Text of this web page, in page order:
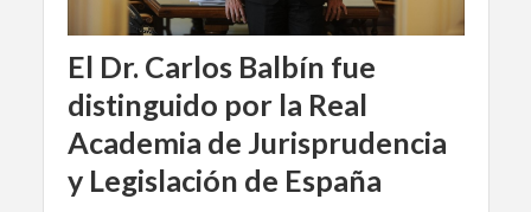
El Dr. Carlos Balbín fue
distinguido por la Real
Academia de Jurisprudencia
y Legislación de España